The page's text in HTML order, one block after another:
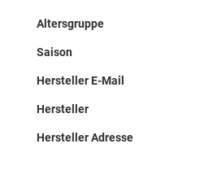
Altersgruppe
Saison
Hersteller E-Mail
Hersteller
Hersteller Adresse